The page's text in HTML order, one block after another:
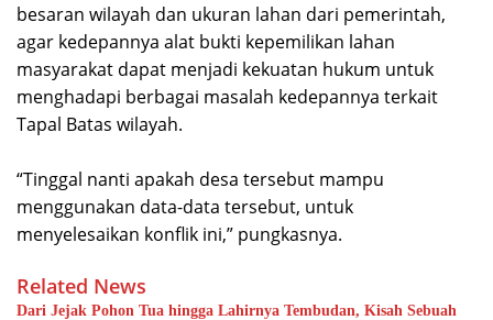
besaran wilayah dan ukuran lahan dari pemerintah,
agar kedepannya alat bukti kepemilikan lahan
masyarakat dapat menjadi kekuatan hukum untuk
menghadapi berbagai masalah kedepannya terkait
Tapal Batas wilayah.
“Tinggal nanti apakah desa tersebut mampu
menggunakan data-data tersebut, untuk
menyelesaikan konflik ini,” pungkasnya.
Related News
Dari Jejak Pohon Tua hingga Lahirnya Tembudan, Kisah Sebuah